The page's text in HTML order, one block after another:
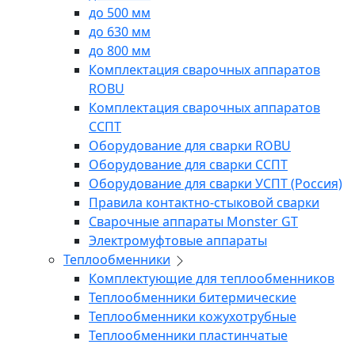
до 500 мм
до 630 мм
до 800 мм
Комплектация сварочных аппаратов
ROBU
Комплектация сварочных аппаратов
ССПТ
Оборудование для сварки ROBU
Оборудование для сварки ССПТ
Оборудование для сварки УСПТ (Россия)
Правила контактно-стыковой сварки
Сварочные аппараты Monster GT
Электромуфтовые аппараты
Теплообменники
Комплектующие для теплообменников
Теплообменники битермические
Теплообменники кожухотрубные
Теплообменники пластинчатые